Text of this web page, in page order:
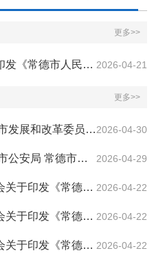
更多>>
2026-04-21
常德市人民政府办公室关于印发《常德市人民政府2026年度重大行政决策事项目录》的通知
更多>>
2026-04-30
常德市工业和信息化局 常德市发展和改革委员会（常德市国防动员办公室） 常德市财政局 常德市自然资源和规划局 常德市农业农村...
2026-04-29
常德市卫生健康委员会 常德市公安局 常德市市场监督管理局 常德市交通运输局关于印发《常德市医疗照护转运服务实施方案（试行...
2026-04-22
常德市住房公积金管理委员会关于印发《常德市住房公积金代际互助购房提取实施细则（试行）》的通知
2026-04-22
常德市住房公积金管理委员会关于印发《常德市住房公积金个人住房贷款期限变更实施细则（试行）》的通知
2026-04-22
常德市住房公积金管理委员会关于印发《常德市住房公积金个人住房贷款代际互助还款实施细则（试行）》的通知